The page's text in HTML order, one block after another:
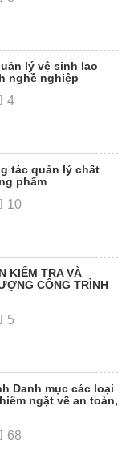
lý vệ sinh lao
nghề nghiệp
4
tác quản lý chất
phẩm
10
KIỂM TRA VÀ
CÔNG TRÌNH
5
Danh mục các loại
ngặt về an toàn,
68